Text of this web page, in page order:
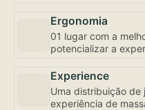
Ergonomia
01 lugar com a
potencializar a
Experience
Uma distribuição de
experiência de